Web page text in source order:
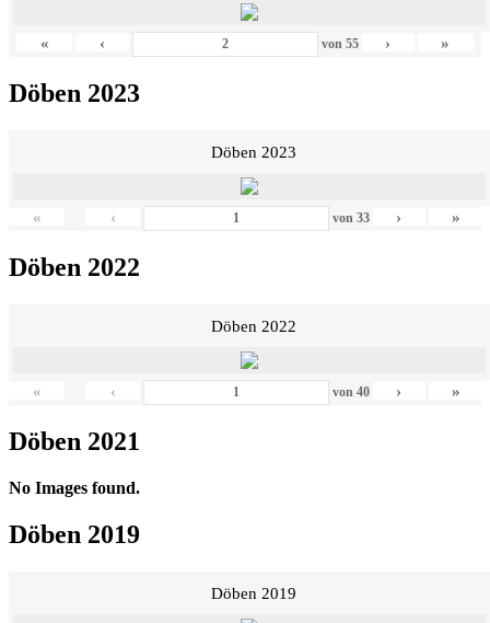
« ‹ von 55 › »
Döben 2023
Döben 2023
« ‹ von 33 › »
Döben 2022
Döben 2022
« ‹ von 40 › »
Döben 2021
No Images found.
Döben 2019
Döben 2019